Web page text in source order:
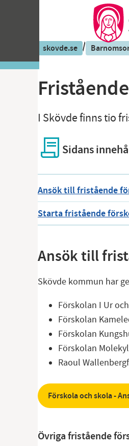
skovde.se /
I Skövde finns tio
Sidans
Ansök till fristående
Starta fristående
Ansök till
Skövde kommun har
Förskolan I Ur
Förskolan
Förskolan
Förskolan
Raoul
Förskola och skola -
Övriga fristående